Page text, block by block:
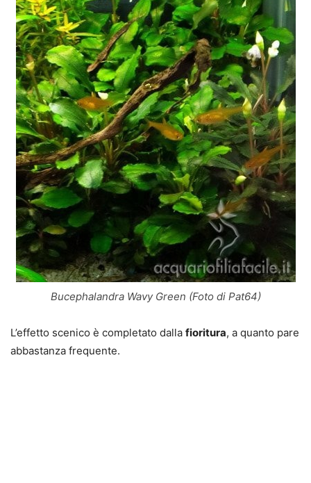
Bucephalandra Wavy Green (Foto di Pat64)
L’effetto scenico è completato dalla fioritura, a quanto pare
abbastanza frequente.